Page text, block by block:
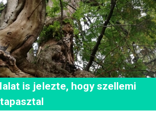
is jelezte, hogy szellemi